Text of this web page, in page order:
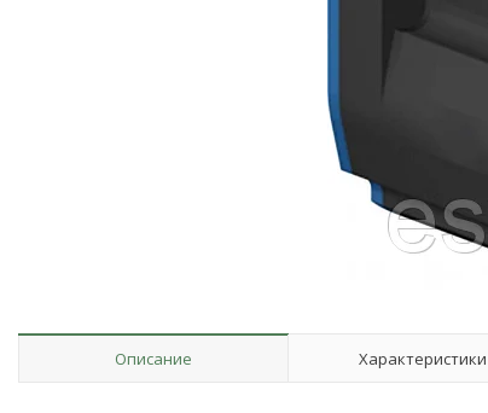
Описание Характеристики